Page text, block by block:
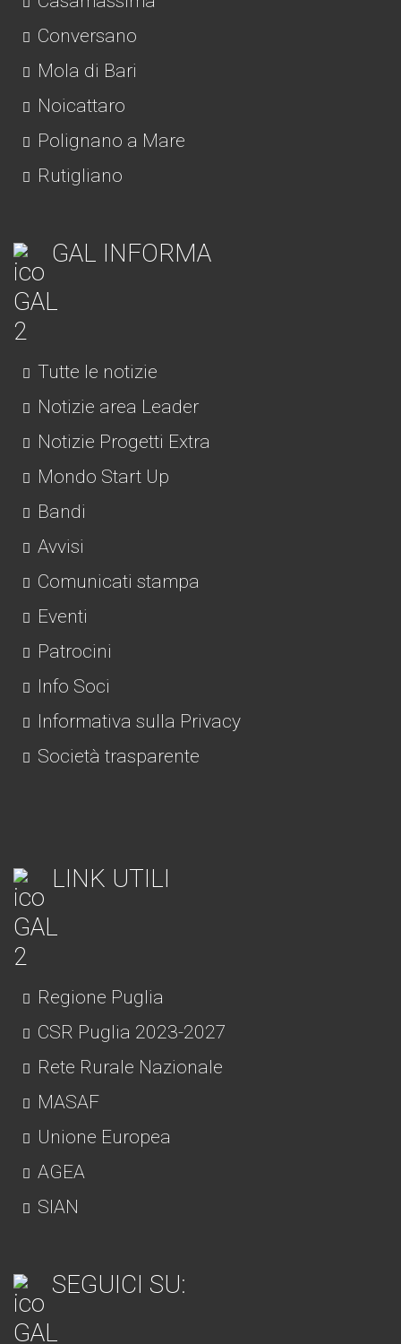
Conversano
Mola di Bari
Noicattaro
Polignano a Mare
Rutigliano
GAL INFORMA
Tutte le notizie
Notizie area Leader
Notizie Progetti Extra
Mondo Start Up
Bandi
Avvisi
Comunicati stampa
Eventi
Patrocini
Info Soci
Informativa sulla Privacy
Società trasparente
LINK UTILI
Regione Puglia
CSR Puglia 2023-2027
Rete Rurale Nazionale
MASAF
Unione Europea
AGEA
SIAN
SEGUICI SU: